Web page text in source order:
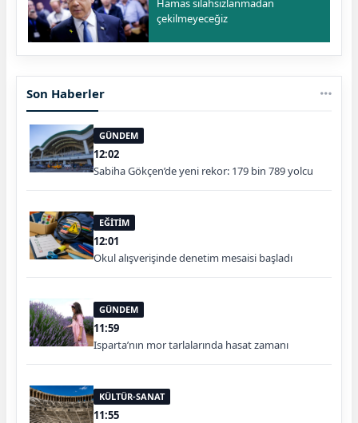
Hamas silahsızlanmadan
çekilmeyeceğiz
Son Haberler
GÜNDEM
12:02
Sabiha Gökçen’de yeni rekor: 179 bin 789 yolcu
EĞİTİM
12:01
Okul alışverişinde denetim mesaisi başladı
GÜNDEM
11:59
Isparta’nın mor tarlalarında hasat zamanı
KÜLTÜR-SANAT
11:55